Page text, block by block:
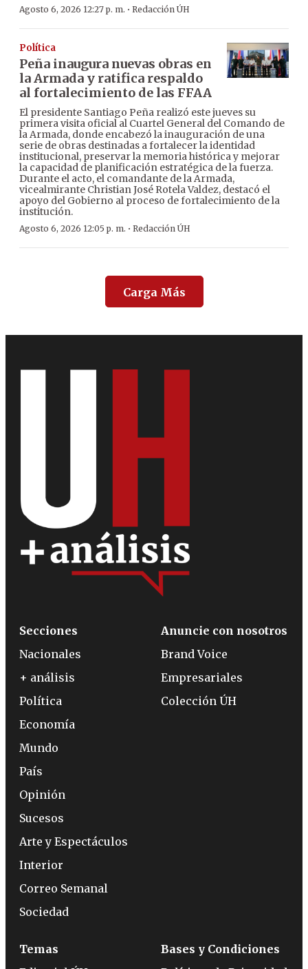
Agosto 6, 2026 12:27 p. m. · Redacción ÚH
Política
Peña inaugura nuevas obras en
la Armada y ratifica respaldo
al fortalecimiento de las FFAA
El presidente Santiago Peña realizó este jueves su
primera visita oficial al Cuartel General del Comando de
la Armada, donde encabezó la inauguración de una
serie de obras destinadas a fortalecer la identidad
institucional, preservar la memoria histórica y mejorar
la capacidad de planificación estratégica de la fuerza.
Durante el acto, el comandante de la Armada,
vicealmirante Christian José Rotela Valdez, destacó el
apoyo del Gobierno al proceso de fortalecimiento de la
institución.
Agosto 6, 2026 12:05 p. m. · Redacción ÚH
Carga Más
Secciones
Nacionales
+ análisis
Política
Economía
Mundo
País
Opinión
Sucesos
Arte y Espectáculos
Interior
Correo Semanal
Sociedad
Anuncie con nosotros
Brand Voice
Empresariales
Colección ÚH
Temas
Bases y Condiciones